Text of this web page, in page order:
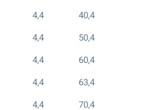
4,4
40,4
4,4
50,4
4,4
60,4
4,4
63,4
4,4
70,4